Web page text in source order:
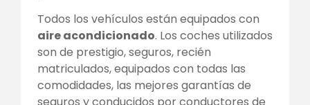
Todos los vehículos están equipados con
aire acondicionado. Los coches utilizados
son de prestigio, seguros, recién
matriculados, equipados con todas las
comodidades, las mejores garantías de